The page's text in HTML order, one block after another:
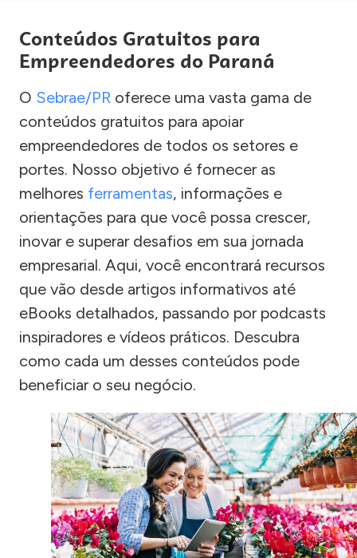
Conteúdos Gratuitos para
Empreendedores do Paraná
O Sebrae/PR oferece uma vasta gama de
conteúdos gratuitos para apoiar
empreendedores de todos os setores e
portes. Nosso objetivo é fornecer as
melhores ferramentas, informações e
orientações para que você possa crescer,
inovar e superar desafios em sua jornada
empresarial. Aqui, você encontrará recursos
que vão desde artigos informativos até
eBooks detalhados, passando por podcasts
inspiradores e vídeos práticos. Descubra
como cada um desses conteúdos pode
beneficiar o seu negócio.